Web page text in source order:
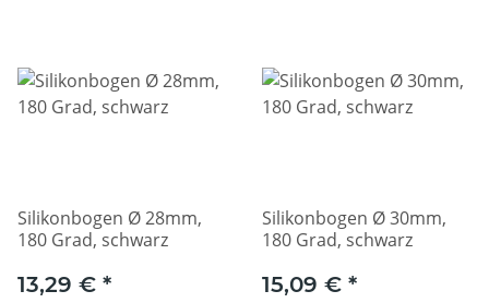
Silikonbogen Ø 28mm,
180 Grad, schwarz
13,29 € *
Silikonbogen Ø 30mm,
180 Grad, schwarz
15,09 € *